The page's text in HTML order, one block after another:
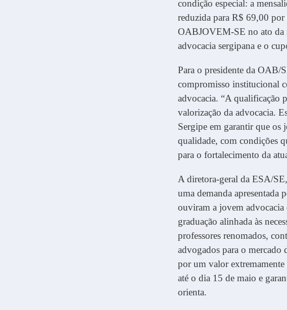
condição especial: a
reduzida para R$ 69,00 por
OABJOVEM-SE no ato da
advocacia sergipana e o
Para o presidente da OAB/
compromisso institucional
advocacia. “A qualificação
valorização da advocacia.
Sergipe em garantir que os
qualidade, com condições
para o fortalecimento da
A diretora-geral da ESA/
uma demanda
ouviram a jovem advocacia
graduação alinhada às
professores renomados,
advogados para o
por um valor
até o dia 15 de maio e
orienta.